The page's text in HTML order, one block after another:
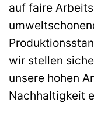
auf faire
wir stellen
unsere hohen
Nachhaltigkeit